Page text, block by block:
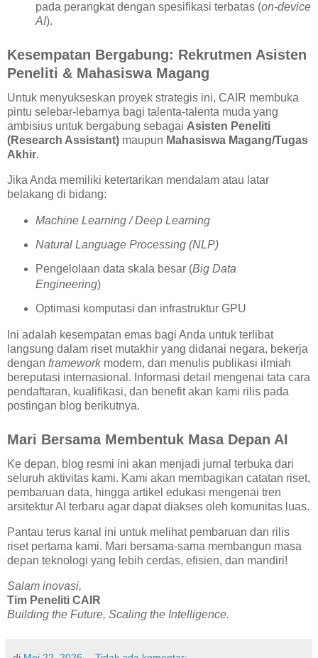
pada perangkat dengan spesifikasi terbatas (on-device
AI).
Kesempatan Bergabung: Rekrutmen Asisten
Peneliti & Mahasiswa Magang
Untuk menyukseskan proyek strategis ini, CAIR membuka
pintu selebar-lebarnya bagi talenta-talenta muda yang
ambisius untuk bergabung sebagai Asisten Peneliti
(Research Assistant) maupun Mahasiswa Magang/Tugas
Akhir.
Jika Anda memiliki ketertarikan mendalam atau latar
belakang di bidang:
Machine Learning / Deep Learning
Natural Language Processing (NLP)
Pengelolaan data skala besar (Big Data
Engineering)
Optimasi komputasi dan infrastruktur GPU
Ini adalah kesempatan emas bagi Anda untuk terlibat
langsung dalam riset mutakhir yang didanai negara, bekerja
dengan frameworkmodern, dan menulis publikasi ilmiah
bereputasi internasional. Informasi detail mengenai tata cara
pendaftaran, kualifikasi, dan benefit akan kami rilis pada
postingan blog berikutnya.
Mari Bersama Membentuk Masa Depan AI
Ke depan, blog resmi ini akan menjadi jurnal terbuka dari
seluruh aktivitas kami. Kami akan membagikan catatan riset,
pembaruan data, hingga artikel edukasi mengenai tren
arsitektur AI terbaru agar dapat diakses oleh komunitas luas.
Pantau terus kanal ini untuk melihat pembaruan dan rilis
riset pertama kami. Mari bersama-sama membangun masa
depan teknologi yang lebih cerdas, efisien, dan mandiri!
Salam inovasi,
Tim Peneliti CAIR
Building the Future, Scaling the Intelligence.